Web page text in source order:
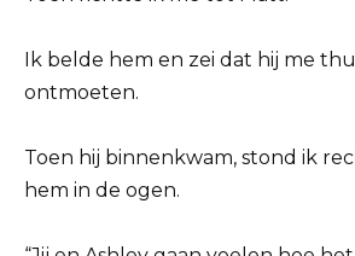
Ik belde hem en zei dat hij me
ontmoeten.
Toen hij binnenkwam, stond ik
hem in de ogen.